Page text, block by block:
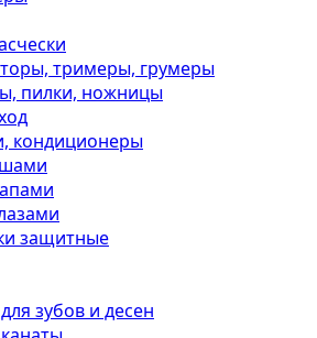
тримеры, грумеры
пилки, ножницы
кондиционеры
защитные
зубов и десен